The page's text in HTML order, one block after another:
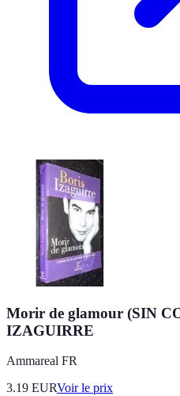
Morir de glamour (SIN
IZAGUIRRE
Ammareal FR
3.19 EURVoir le prix